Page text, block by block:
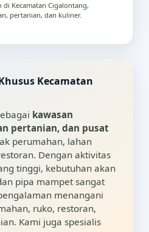
Kecamatan Cigalontang,
pertanian, dan kuliner.
Kecamatan
kawasan
pertanian, dan pusat
perumahan, lahan
Dengan aktivitas
tinggi, kebutuhan akan
pipa mampet sangat
menangani
ruko, restoran,
Kami juga spesialis